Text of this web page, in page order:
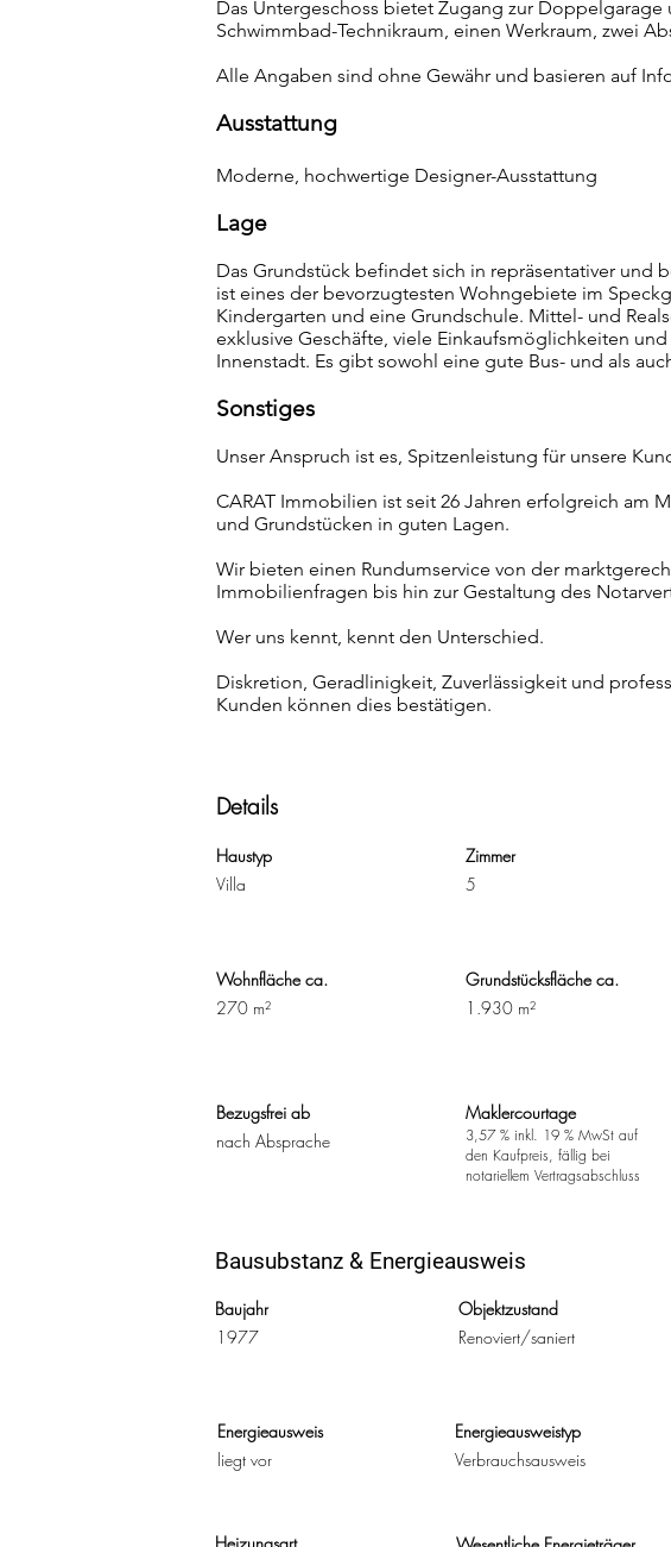
Das Untergeschoss bietet Zugang zur
Schwimmbad-Technikraum, einen Werkraum, zwei
Alle Angaben sind ohne Gewähr und basieren auf
Ausstattung
Moderne, hochwertige Designer-Ausstattung
Lage
Das Grundstück befindet sich in repräsentativer und
ist eines der bevorzugtesten Wohngebiete im
Kindergarten und eine Grundschule. Mittel- und
exklusive Geschäfte, viele Einkaufsmöglichkeiten
Innenstadt. Es gibt sowohl eine gute Bus- und als
Sonstiges
Unser Anspruch ist es, Spitzenleistung für unsere
CARAT Immobilien ist seit 26 Jahren erfolgreich am
und Grundstücken in guten Lagen.
Wir bieten einen Rundumservice von der
Immobilienfragen bis hin zur Gestaltung des
Wer uns kennt, kennt den Unterschied.
Diskretion, Geradlinigkeit, Zuverlässigkeit und
Kunden können dies bestätigen.
Details
Haustyp
Villa
Zimmer
5
Wohnfläche ca.
270 m²
Grundstücksfläche ca.
1.930 m²
Bezugsfrei ab
nach Absprache
Maklercourtage
3,57 % inkl. 19 % MwSt auf
den Kaufpreis, fällig bei
notariellem Vertragsabschluss
Bausubstanz & Energieausweis
Baujahr
1977
Objektzustand
Renoviert/saniert
Energieausweis
liegt vor
Energieausweistyp
Verbrauchsausweis